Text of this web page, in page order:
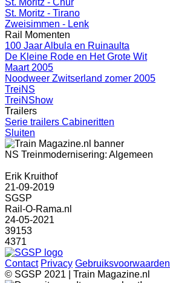
St. Moritz - Chur
St. Moritz - Tirano
Zweisimmen - Lenk
Rail Momenten
100 Jaar Albula en Ruinaulta
De Kleine Rode en Het Grote Wit
Maart 2005
Noodweer Zwitserland zomer 2005
TreiNS
TreiNShow
Trailers
Serie trailers Cabineritten
Sluiten
NS Treinmodernisering: Algemeen
Erik Kruithof
21-09-2019
SGSP
Rail-O-Rama.nl
24-05-2021
39153
4371
Contact Privacy Gebruiksvoorwaarden
© SGSP 2021 | Train Magazine.nl